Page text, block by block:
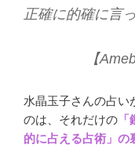
正確に的確に言
【
水晶玉子さんの占い
のは、それだけの
的に占える占術」の